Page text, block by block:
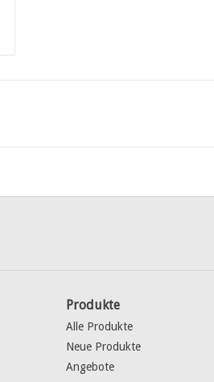
Produkte
Alle Produkte
Neue Produkte
Angebote